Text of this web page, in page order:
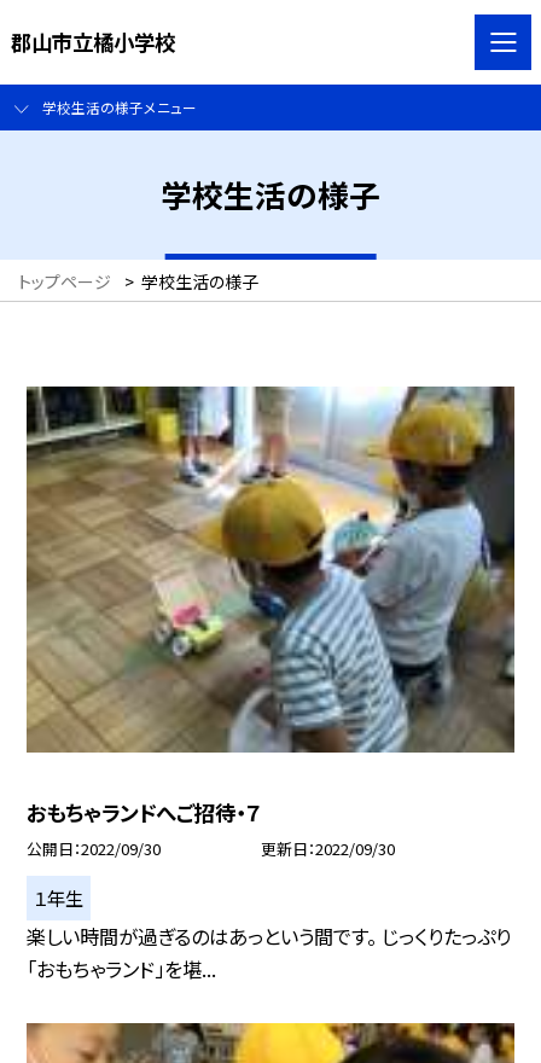
郡山市立橘小学校
学校生活の様子メニュー
学校生活の様子
トップページ > 学校生活の様子
おもちゃランドへご招待・７
公開日 2022/09/30 更新日 2022/09/30
１年生
楽しい時間が過ぎるのはあっという間です。 じっくりたっぷり
「おもちゃランド」を堪...